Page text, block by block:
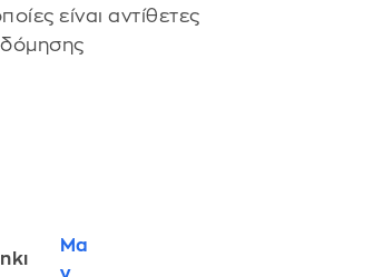
είναι αντίθετες
Ma
y